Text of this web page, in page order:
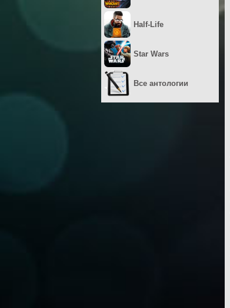
Half-Life
Star Wars
Все антологии